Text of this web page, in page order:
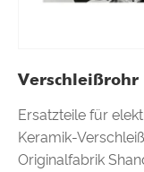
Ersatzteile für
Keramik-
Originalfabrik